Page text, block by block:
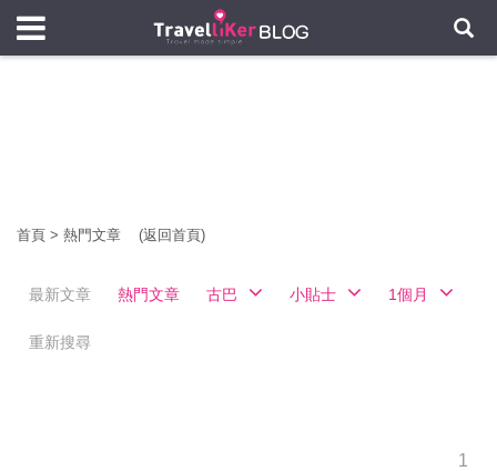
首頁 > 熱門文章 (返回首頁)
最新文章 熱門文章 古巴 小貼士 1個月
重新搜尋
1